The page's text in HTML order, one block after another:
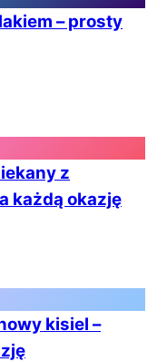
– prosty
z
każdą okazję
kisiel –